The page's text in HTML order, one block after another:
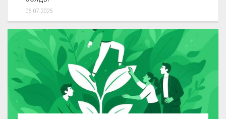
06.07.2025